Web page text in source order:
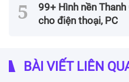
99+ Hình nền
cho điện thoại, PC
BÀI VIẾT LIÊN